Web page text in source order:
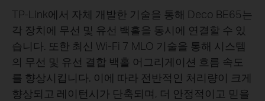
TP-Link에서 자체 개발한 기술을 통해 Deco BE65는
각 장치에 무선 및 유선 백홀을 동시에 연결할 수 있
습니다. 또한 최신 Wi-Fi 7 MLO 기술을 통해 시스템
의 무선 및 유선 결합 백홀 어그리게이션 흐름 속도
를 향상시킵니다. 이에 따라 전반적인 처리량이 크게
향상되고 레이턴시가 단축되며, 더 안정적이고 믿을